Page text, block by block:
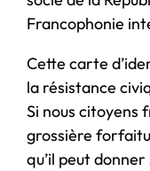
Francophonie
Cette carte
la résistance
Si nous citoyens
grossière
qu’il peut